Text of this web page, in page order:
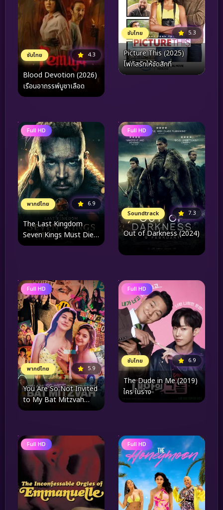
ซับไทย 4.3
Blood Devotion (2026)
เรือนอาถรรพ์บูชาเลือด
ซับไทย 5.3
Picture This (2025)
โฟกัสรักให้ชัดสักที
Full HD
พากย์ไทย 6.9
The Last Kingdom
Seven Kings Must Die
(2023) เจ็ดกษัตริย์จักวาย
Full HD
Soundtrack 7.3
Out of Darkness (2024)
Full HD
พากย์ไทย 5.9
You Are So Not Invited
to My Bat Mitzvah
(2023) ปัทมิซวาห์ฉัน อย่าได้
Full HD
ซับไทย 6.9
The Dude in Me (2019)
ใคร ในร่าง
Full HD Full HD